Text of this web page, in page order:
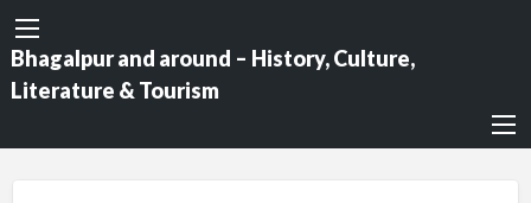
Bhagalpur and around – History, Culture,
Literature & Tourism